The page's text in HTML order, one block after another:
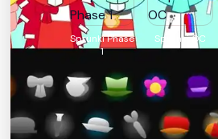
Sprunki Phase
1
Sprunki OC